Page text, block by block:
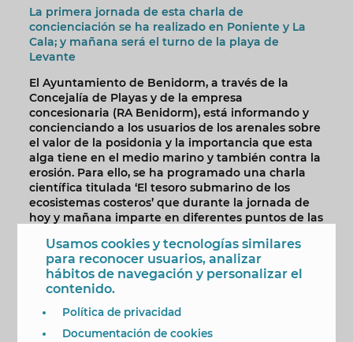
La primera jornada de esta charla de
concienciación se ha realizado en Poniente y La
Cala; y mañana será el turno de la playa de
Levante
El Ayuntamiento de Benidorm, a través de la
Concejalía de Playas y de la empresa
concesionaria (RA Benidorm), está informando y
concienciando a los usuarios de los arenales sobre
el valor de la posidonia y la importancia que esta
alga tiene en el medio marino y también contra la
erosión. Para ello, se ha programado una charla
científica titulada ‘El tesoro submarino de los
ecosistemas costeros’ que durante la jornada de
hoy y mañana imparte en diferentes puntos de las
Gómez Durán, graduada en Ciencias Ambientales
por la Universidad de Murcia y especialista en
Gestión de residuos y Gestión del medio natural.
concienciación ha sido en el punto de playas
accesibles del Parque de Elche. Alrededor de
Usamos cookies y tecnologías similares
para reconocer usuarios, analizar
hábitos de navegación y personalizar el
contenido.
Política de privacidad
Documentación de cookies